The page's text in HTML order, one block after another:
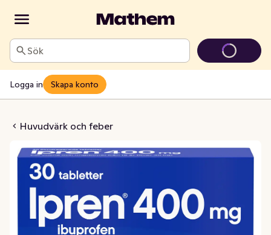
Sök
Logga in Skapa konto
Huvudvärk och feber
Filmdragerad Tablett